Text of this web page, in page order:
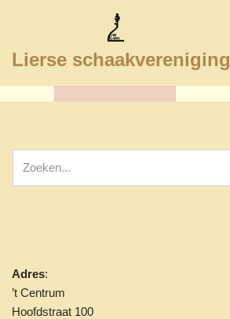
naar
inhoud
Lierse schaakvereniging
Adres:
’t Centrum
Hoofdstraat 100